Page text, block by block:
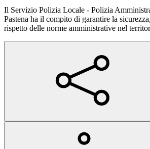
Il Servizio Polizia Locale - Polizia
Pastena ha il compito di garantire la
rispetto delle norme amministrative nel